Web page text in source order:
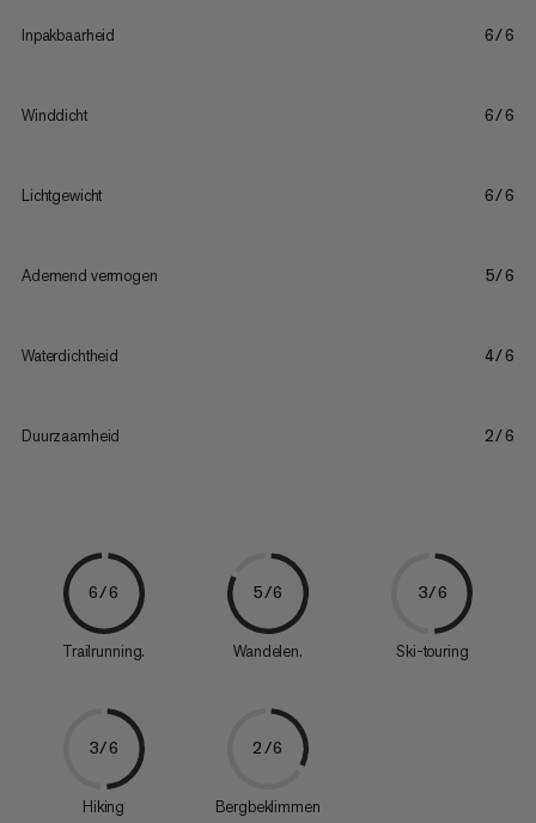
Inpakbaarheid 6/6
Winddicht 6/6
Lichtgewicht 6/6
Ademend vermogen 5/6
Waterdichtheid 4/6
Duurzaamheid 2/6
6/6
Trailrunning.
5/6
Wandelen.
3/6
Ski-touring
3/6
Hiking
2/6
Bergbeklimmen